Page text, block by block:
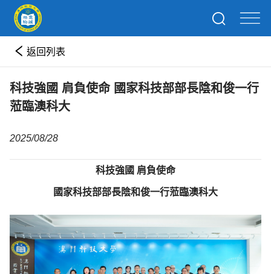
返回列表
科技強國 肩負使命 國家科技部部長陰和俊一行
蒞臨澳科大
2025/08/28
科技強國 肩負使命
國家科技部部長陰和俊一行蒞臨澳科大